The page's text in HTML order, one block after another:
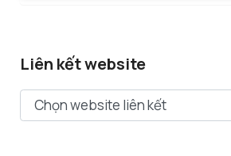
Liên kết website